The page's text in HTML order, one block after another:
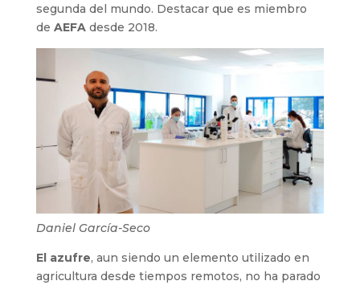
segunda del mundo. Destacar que es miembro
de AEFAdesde 2018.
Daniel García-Seco
El azufre, aun siendo un elemento utilizado en
agricultura desde tiempos remotos, no ha parado